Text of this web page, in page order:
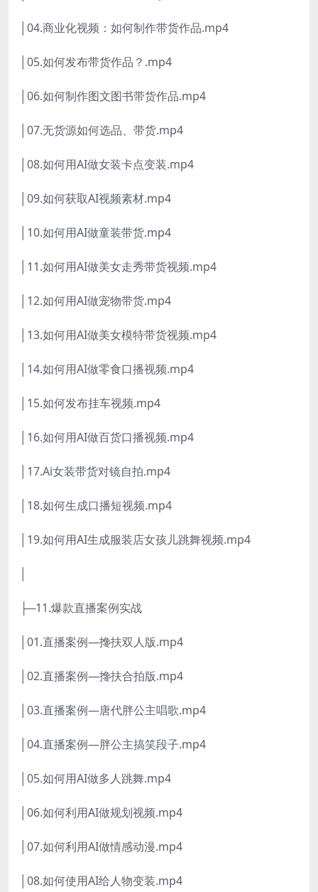
│04.商业化视频：如何制作带货作品.mp4
│05.如何发布带货作品？.mp4
│06.如何制作图文图书带货作品.mp4
│07.无货源如何选品、带货.mp4
│08.如何用AI做女装卡点变装.mp4
│09.如何获取AI视频素材.mp4
│10.如何用AI做童装带货.mp4
│11.如何用AI做美女走秀带货视频.mp4
│12.如何用AI做宠物带货.mp4
│13.如何用AI做美女模特带货视频.mp4
│14.如何用AI做零食口播视频.mp4
│15.如何发布挂车视频.mp4
│16.如何用AI做百货口播视频.mp4
│17.Ai女装带货对镜自拍.mp4
│18.如何生成口播短视频.mp4
│19.如何用AI生成服装店女孩儿跳舞视频.mp4
├─11.爆款直播案例实战
│01.直播案例—搀扶双人版.mp4
│02.直播案例—搀扶合拍版.mp4
│03.直播案例—唐代胖公主唱歌.mp4
│04.直播案例—胖公主搞笑段子.mp4
│05.如何用AI做多人跳舞.mp4
│06.如何利用AI做规划视频.mp4
│07.如何利用AI做情感动漫.mp4
│08.如何使用AI给人物变装.mp4